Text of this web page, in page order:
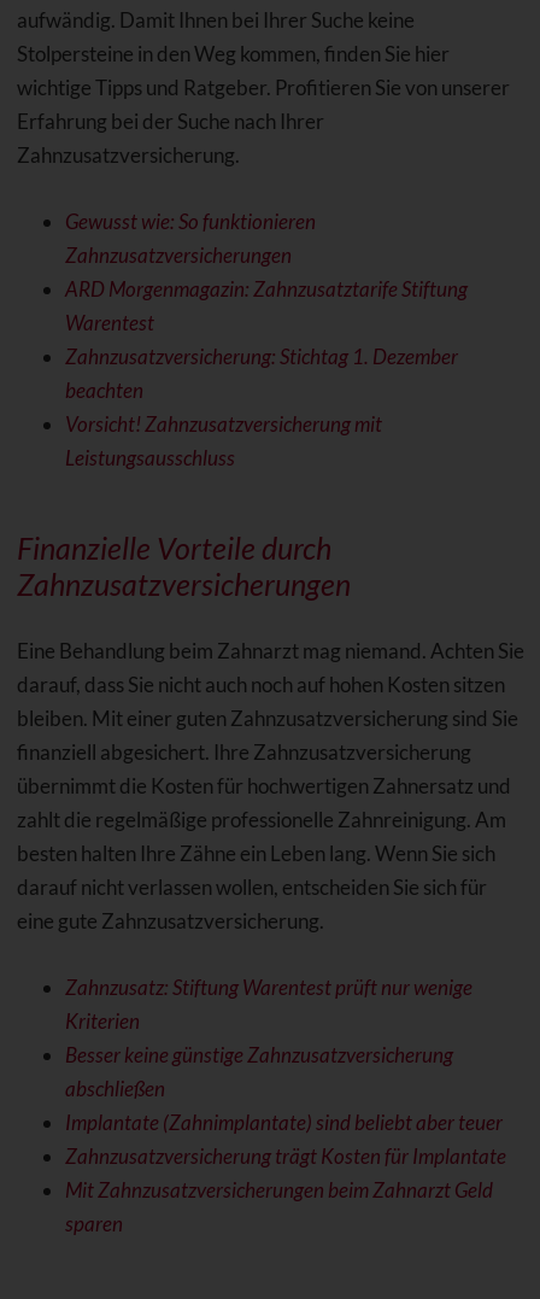
aufwändig. Damit Ihnen bei Ihrer Suche keine
Stolpersteine in den Weg kommen, finden Sie hier
wichtige Tipps und Ratgeber. Profitieren Sie von unserer
Erfahrung bei der Suche nach Ihrer
Zahnzusatzversicherung.
Gewusst wie: So funktionieren
Zahnzusatzversicherungen
ARD Morgenmagazin: Zahnzusatztarife Stiftung
Warentest
Zahnzusatzversicherung: Stichtag 1. Dezember
beachten
Vorsicht! Zahnzusatzversicherung mit
Leistungsausschluss
Finanzielle Vorteile durch
Zahnzusatzversicherungen
Eine Behandlung beim Zahnarzt mag niemand. Achten Sie
darauf, dass Sie nicht auch noch auf hohen Kosten sitzen
bleiben. Mit einer guten Zahnzusatzversicherung sind Sie
finanziell abgesichert. Ihre Zahnzusatzversicherung
übernimmt die Kosten für hochwertigen Zahnersatz und
zahlt die regelmäßige professionelle Zahnreinigung. Am
besten halten Ihre Zähne ein Leben lang. Wenn Sie sich
darauf nicht verlassen wollen, entscheiden Sie sich für
eine gute Zahnzusatzversicherung.
Zahnzusatz: Stiftung Warentest prüft nur wenige
Kriterien
Besser keine günstige Zahnzusatzversicherung
abschließen
Implantate (Zahnimplantate) sind beliebt aber teuer
Zahnzusatzversicherung trägt Kosten für Implantate
Mit Zahnzusatzversicherungen beim Zahnarzt Geld
sparen